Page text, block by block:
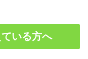
いる方へ